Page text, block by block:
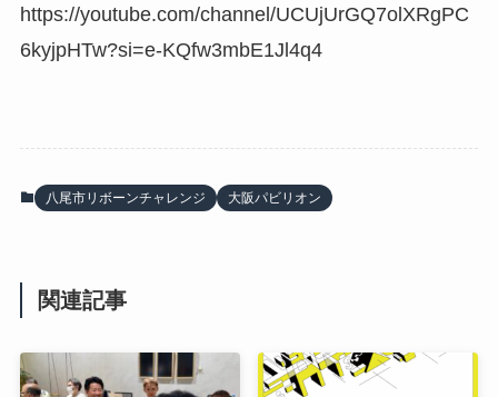
https://youtube.com/channel/UCUjUrGQ7olXRgPC
6kyjpHTw?si=e-KQfw3mbE1Jl4q4
八尾市リボーンチャレンジ 大阪パビリオン
関連記事